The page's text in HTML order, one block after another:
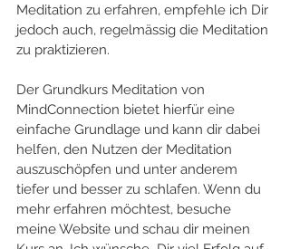
Meditation zu erfahren, empfehle ich Dir
jedoch auch, regelmässig die Meditation
zu praktizieren.
Der Grundkurs Meditation von
MindConnection bietet hierfür eine
einfache Grundlage und kann dir dabei
helfen, den Nutzen der Meditation
auszuschöpfen und unter anderem
tiefer und besser zu schlafen. Wenn du
mehr erfahren möchtest, besuche
meine Website und schau dir meinen